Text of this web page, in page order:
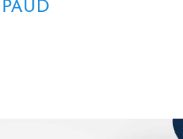
PAUD